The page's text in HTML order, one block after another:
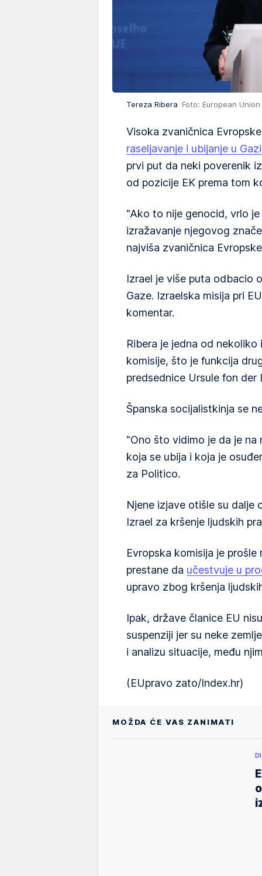
Tereza Ribera Foto: European Union
Visoka zvaničnica
raseljavanje i ubijanje u Gazi
prvi put da neki poverenik
od pozicije EK prema tom
"Ako to nije genocid, vrlo
izražavanje njegovog
najviša zvaničnica
Izrael je više puta odbacio
Gaze. Izraelska misija pri
komentar.
Ribera je jedna od
komisije, što je funkcija
predsednice Ursule fon der
Španska socijalistkinja se
"Ono što vidimo je da je na
koja se ubija i koja je
za Politico.
Njene izjave otišle su dalje
Izrael za kršenje ljudskih
Evropska komisija je
prestane da učestvuje u
upravo zbog kršenja
Ipak, države članice EU
suspenziji jer su neke
i analizu situacije, među
(EUpravo zato/Index.hr)
MOŽDA ĆE VAS ZANIMATI